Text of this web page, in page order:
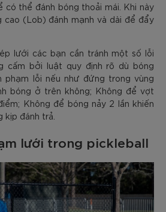
có thể đánh bóng thoải mái. Khi này
cao (Lob) đánh mạnh và dài để đẩy
lưới các bạn cần tránh một số lỗi
cấm bởi luật quy định rõ dù bóng
phạm lỗi nếu như đứng trong vùng
bóng ở trên không; Không để vợt
Không để bóng nảy 2 lần khiến
kịp đánh trả.
lưới trong pickleball